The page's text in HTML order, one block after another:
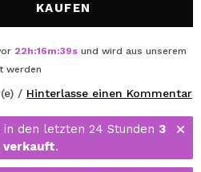
KAUFEN
22h:16m:39s und wird aus unserem
werden
/ Hinterlasse einen Kommentar
den letzten 24 Stunden 3
verkauft.